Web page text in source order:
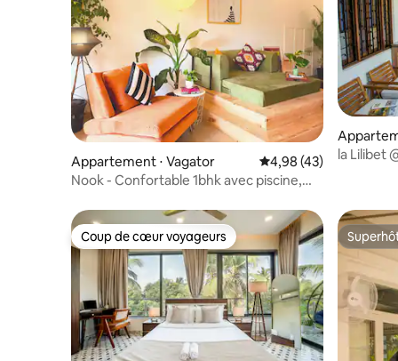
Appartement ⋅ Vagator Évaluation moyenne
4,98 (43)
Nook - Confortable 1bhk avec piscine,
la Lilibet
Coup de cœur voyageurs
Coup de cœur voyageurs